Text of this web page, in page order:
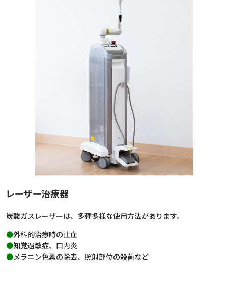
レーザー治療器
炭酸ガスレーザーは、多種多様な使用方法があります。
外科的治療時の止血
知覚過敏症、口内炎
メラニン色素の除去、照射部位の殺菌など